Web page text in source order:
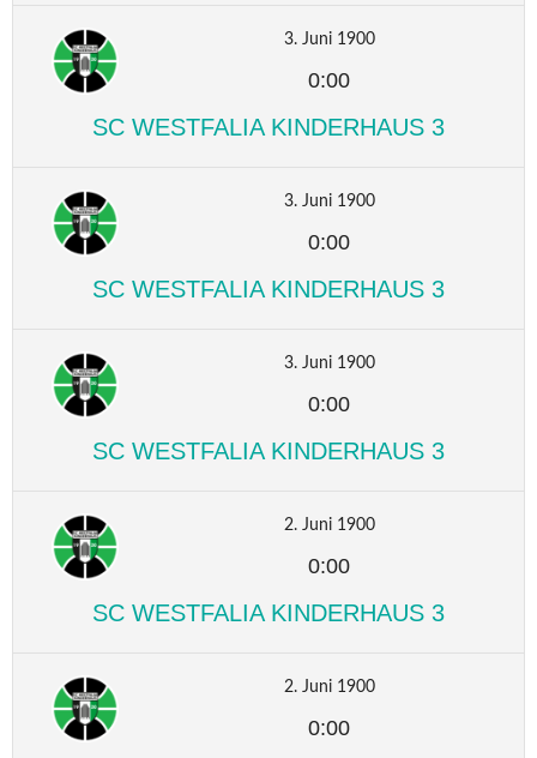
3. Juni 1900
0:00
SC WESTFALIA KINDERHAUS 3
3. Juni 1900
0:00
SC WESTFALIA KINDERHAUS 3
3. Juni 1900
0:00
SC WESTFALIA KINDERHAUS 3
2. Juni 1900
0:00
SC WESTFALIA KINDERHAUS 3
2. Juni 1900
0:00